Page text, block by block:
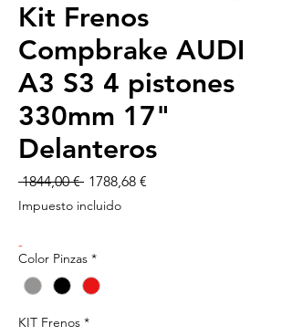
Kit Frenos
Compbrake AUDI
A3 S3 4 pistones
330mm 17"
Delanteros
1844,00 € Precio
1788,68 €
Impuesto incluido
-
Color Pinzas *
KIT Frenos *